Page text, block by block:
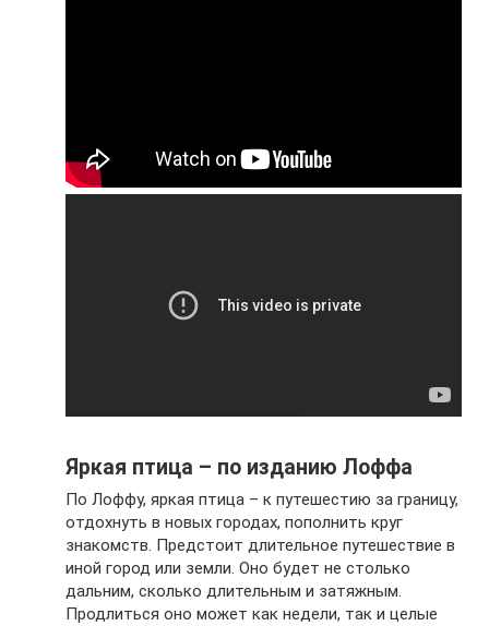
Яркая птица – по изданию Лоффа
По Лоффу, яркая птица – к путешестию за границу,
отдохнуть в новых городах, пополнить круг
знакомств. Предстоит длительное путешествие в
иной город или земли. Оно будет не столько
дальним, сколько длительным и затяжным.
Продлиться оно может как недели, так и целые